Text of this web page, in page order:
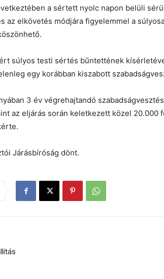
a sértett nyolc napon belüli
az elkövetés módjára figyelemmel a
súlyos testi sértés bűntettének
egy korábban kiszabott
3 év végrehajtandó
az eljárás során keletkezett közel 20.000
Járásbíróság dönt.